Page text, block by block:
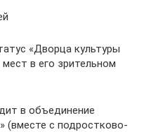
«Дворца культуры
в его зрительном
в объединение
(вместе с подростково-